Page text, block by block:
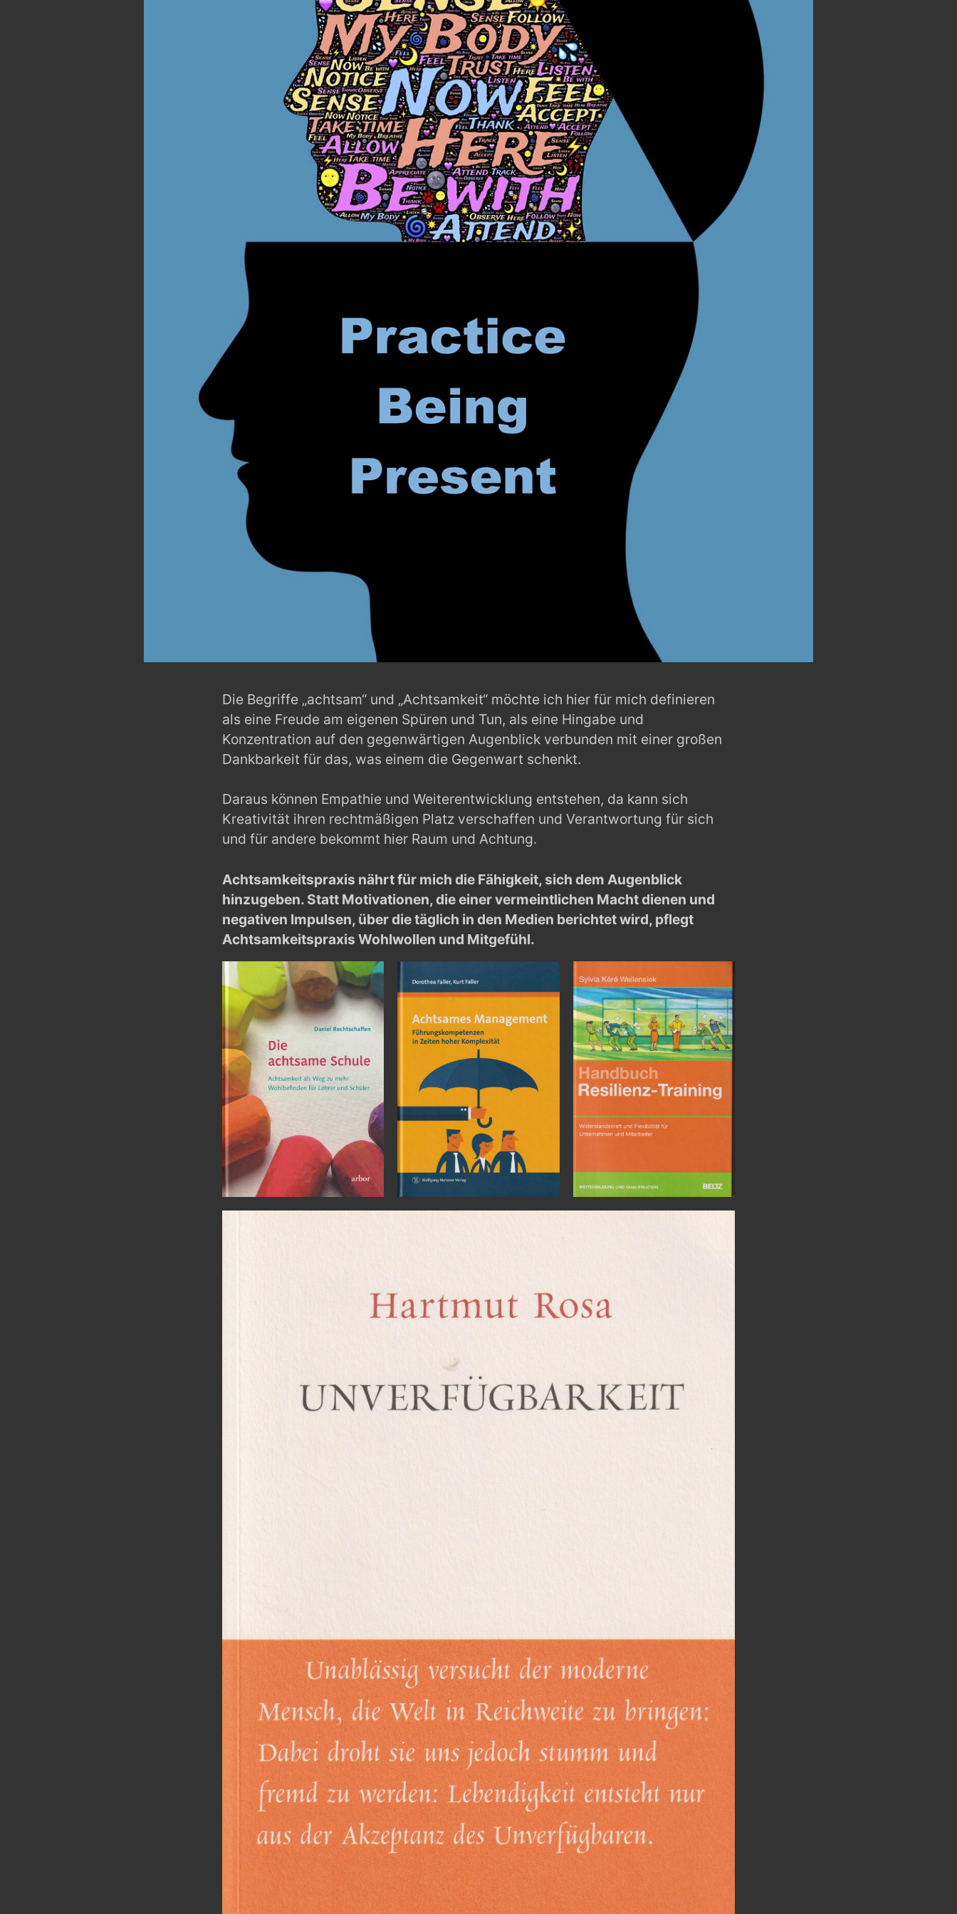
Die Begriffe „achtsam“ und „Achtsamkeit“ möchte ich hier für mich definieren
als eine Freude am eigenen Spüren und Tun, als eine Hingabe und
Konzentration auf den gegenwärtigen Augenblick verbunden mit einer großen
Dankbarkeit für das, was einem die Gegenwart schenkt.
Daraus können Empathie und Weiterentwicklung entstehen, da kann sich
Kreativität ihren rechtmäßigen Platz verschaffen und Verantwortung für sich
und für andere bekommt hier Raum und Achtung.
Achtsamkeitspraxis nährt für mich die Fähigkeit, sich dem Augenblick
hinzugeben. Statt Motivationen, die einer vermeintlichen Macht dienen und
negativen Impulsen, über die täglich in den Medien berichtet wird, pflegt
Achtsamkeitspraxis Wohlwollen und Mitgefühl.